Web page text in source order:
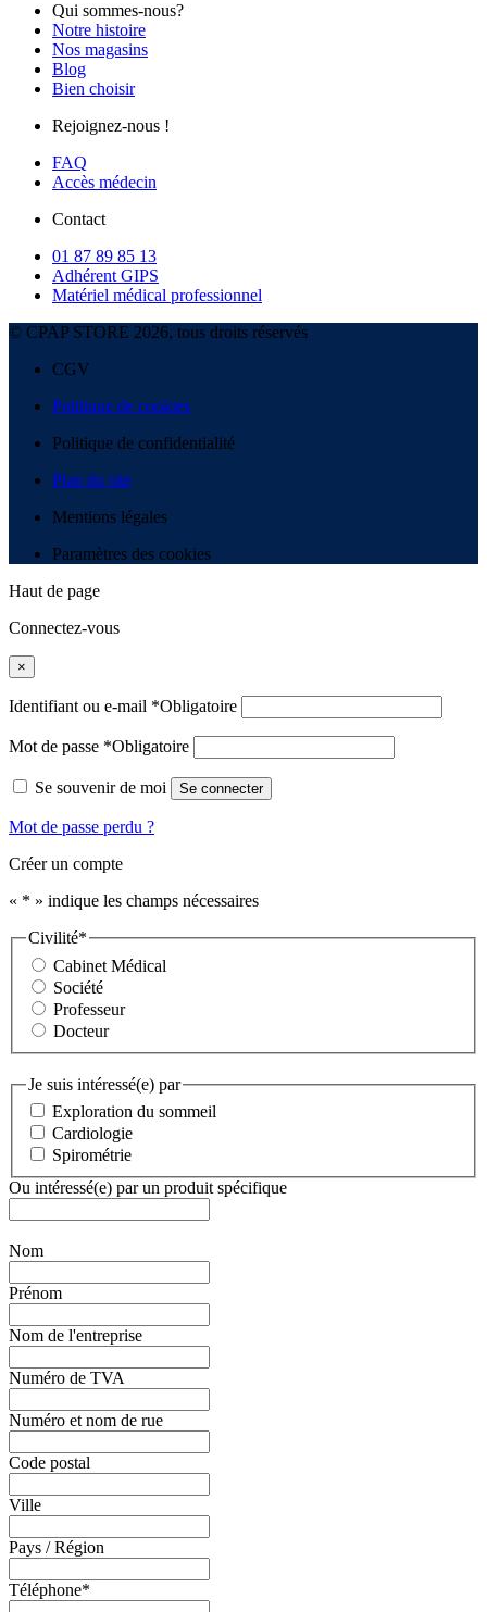
Qui sommes-nous?
Notre histoire
Nos magasins
Blog
Bien choisir
Rejoignez-nous !
FAQ
Accès médecin
Contact
01 87 89 85 13
Adhérent GIPS
Matériel médical professionnel
© CPAP STORE 2026, tous droits réservés
CGV
Politique de cookies
Politique de confidentialité
Plan du site
Mentions légales
Paramètres des cookies
Haut de page
Connectez-vous
×
Identifiant ou e-mail *Obligatoire
Mot de passe *Obligatoire
Se souvenir de moi Se connecter
Mot de passe perdu ?
Créer un compte
« * » indique les champs nécessaires
Civilité*
Cabinet Médical
Société
Professeur
Docteur
Je suis intéressé(e) par
Exploration du sommeil
Cardiologie
Spirométrie
Ou intéressé(e) par un produit spécifique
Nom
Prénom
Nom de l'entreprise
Numéro de TVA
Numéro et nom de rue
Code postal
Ville
Pays / Région
Téléphone*